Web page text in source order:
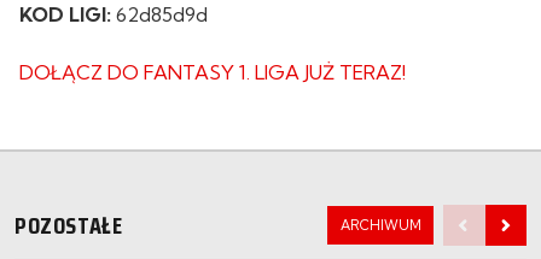
KOD LIGI: 62d85d9d
DOŁĄCZ DO FANTASY 1. LIGA JUŻ TERAZ!
POZOSTAŁE ARCHIWUM